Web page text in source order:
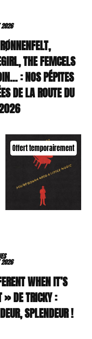
2026
THE FEMCELS
: NOS PÉPITES
DE LA ROUTE DU
Offert temporairement
2026
WHEN IT’S
» DE TRICKY :
SPLENDEUR !